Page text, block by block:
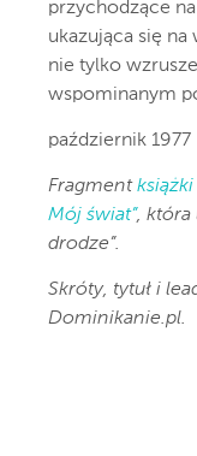
przychodzące
ukazująca się na
nie tylko
wspominanym
październik 1977
Fragment
Mój świat”, która
drodze”.
Skróty, tytuł i
Dominikanie.pl.